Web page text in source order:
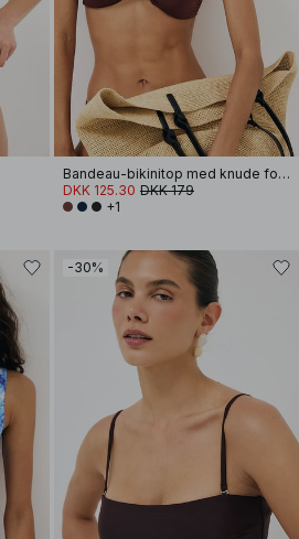
Bandeau-bikinitop med knude foran
DKK 125.30 DKK 179
+1
-30%